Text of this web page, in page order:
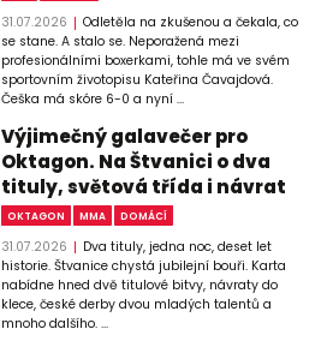
31.07.2026
Odletěla na zkušenou a čekala, co
se stane. A stalo se. Neporažená mezi
profesionálními boxerkami, tohle má ve svém
sportovním životopisu Kateřina Čavajdová.
Češka má skóre 6-0 a nyní ...
Výjimečný galavečer pro
Oktagon. Na Štvanici o dva
tituly, světová třída i návrat
OKTAGON MMA DOMÁCÍ
31.07.2026
Dva tituly, jedna noc, deset let
historie. Štvanice chystá jubilejní bouři. Karta
nabídne hned dvě titulové bitvy, návraty do
klece, české derby dvou mladých talentů a
mnoho dalšího. ...